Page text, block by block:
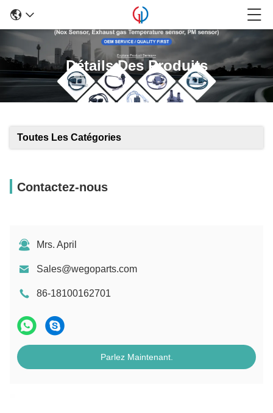
Détails Des Produits
Toutes Les Catégories
Contactez-nous
Mrs. April
Sales@wegoparts.com
86-18100162701
Parlez Maintenant.